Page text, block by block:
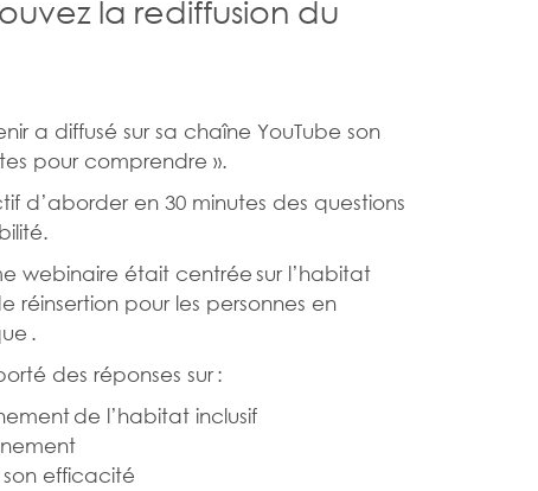
la rediffusion du
a diffusé sur sa chaîne YouTube son
pour comprendre ».
d’aborder en 30 minutes des questions
webinaire était centrée sur l’habitat
réinsertion pour les personnes en
.
des réponses sur :
de l’habitat inclusif
efficacité